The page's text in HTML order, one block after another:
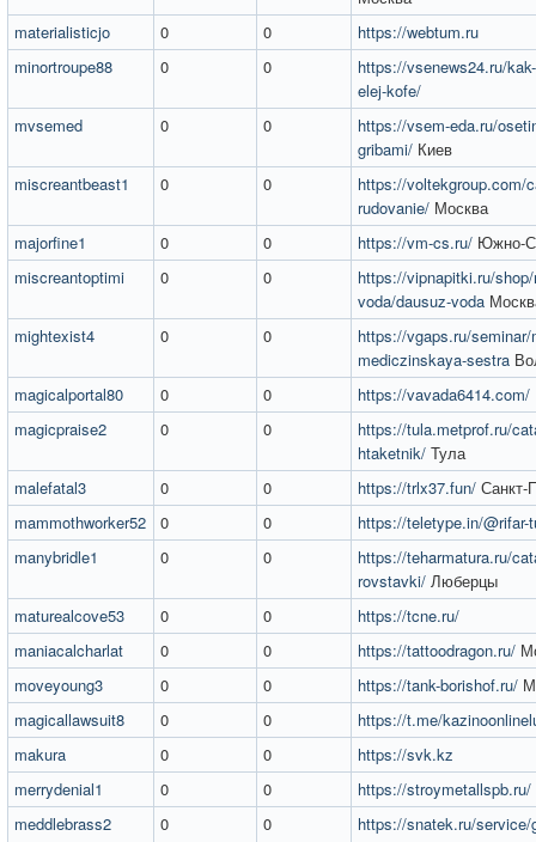
materialisticjo
0 0
https://webtum.ru
minortroupe88
0 0
https://vsenews24.ru/
elej-kofe/
mvsemed
0 0
https://vsem-eda.ru/
gribami/ Киев
miscreantbeast1
0 0
https://voltekgroup.com/
rudovanie/ Москва
majorfine1
0 0 https://vm-cs.ru/ Южно-
miscreantoptimi
0 0
https://vipnapitki.ru/
voda/dausuz-voda
mightexist4
0 0
https://vgaps.ru/seminar/
mediczinskaya-sestra
magicalportal80
0 0
https://vavada6414.com/
magicpraise2
0 0
https://tula.metprof.ru/
htaketnik/ Тула
malefatal3
0 0 https://trlx37.fun/ Санкт-
mammothworker52
0 0
https://teletype.in/@rifar-
manybridle1
0 0
https://teharmatura.ru/
rovstavki/ Люберцы
maturealcove53
0 0
https://tcne.ru/
maniacalcharlat
0 0 https://tattoodragon.ru/
moveyoung3
0 0 https://tank-borishof.ru/
magicallawsuit8
0 0
https://t.me/
makura
0 0
https://svk.kz
merrydenial1
0 0 https://stroymetallspb.ru/
meddlebrass2
0 0
https://snatek.ru/service/